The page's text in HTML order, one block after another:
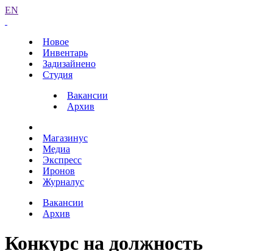
EN
Новое
Инвентарь
Задизайнено
Студия
Вакансии
Архив
Магазинус
Медиа
Экспресс
Иронов
Журналус
Вакансии
Архив
Конкурс на должность